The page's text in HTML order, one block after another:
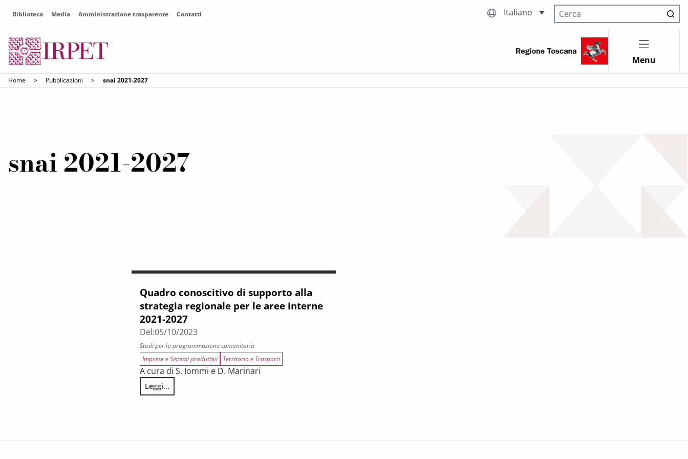
Biblioteca Media Amministrazione trasparente Contatti Italiano
Cerca nel sito
Menu
Home > Pubblicazioni > snai 2021-2027
snai 2021-2027
Quadro conoscitivo di supporto alla
strategia regionale per le aree interne
2021-2027
Del:05/10/2023
Studi per la programmazione comunitaria
Imprese e Sistemi produttivi
Territorio e Trasporti
A cura di S. Iommi e D. Marinari
Leggi...
Quadro conoscitivo di supporto alla strategia regionale per le aree interne 2021-2027